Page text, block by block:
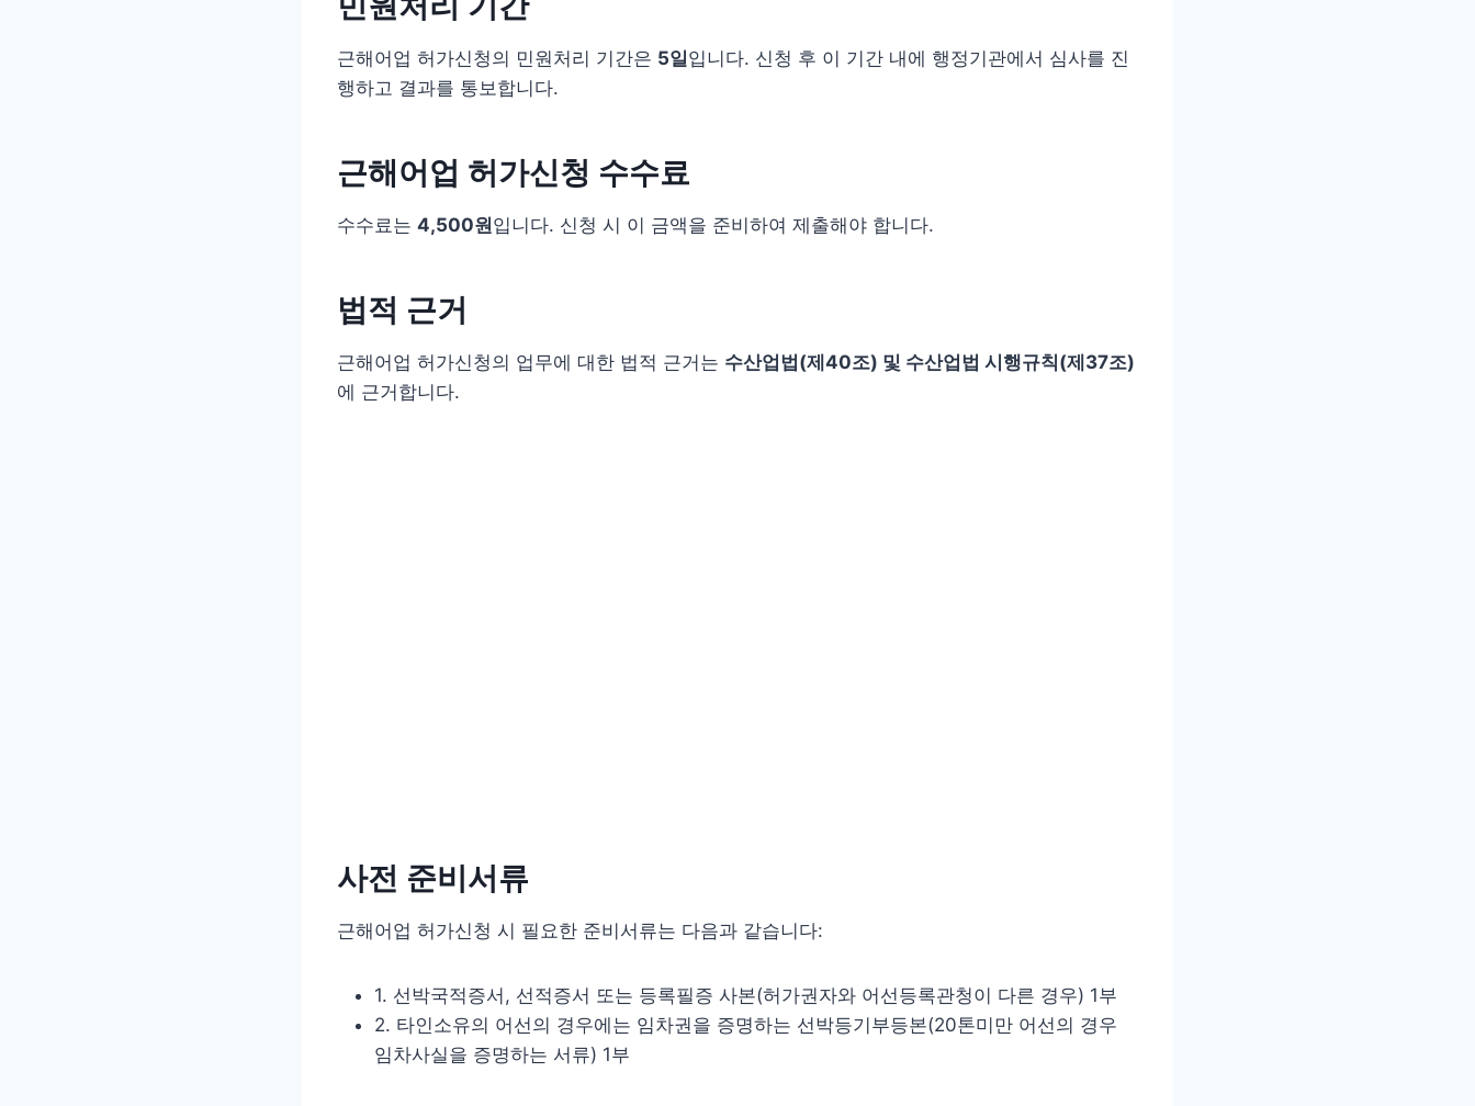
근해어업 허가신청의 민원처리 기간은 5일입니다. 신청 후 이 기간 내에 행정기관에서 심사를 진
행하고 결과를 통보합니다.
근해어업 허가신청 수수료
수수료는 4,500원입니다. 신청 시 이 금액을 준비하여 제출해야 합니다.
법적 근거
근해어업 허가신청의 업무에 대한 법적 근거는 수산업법(제40조) 및 수산업법 시행규칙(제37조)
에 근거합니다.
사전 준비서류
근해어업 허가신청 시 필요한 준비서류는 다음과 같습니다:
1. 선박국적증서, 선적증서 또는 등록필증 사본(허가권자와 어선등록관청이 다른 경우) 1부
2. 타인소유의 어선의 경우에는 임차권을 증명하는 선박등기부등본(20톤미만 어선의 경우
임차사실을 증명하는 서류) 1부